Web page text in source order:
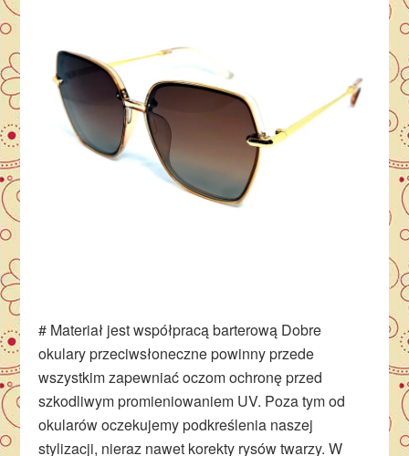
# Materiał jest współpracą barterową Dobre
okulary przeciwsłoneczne powinny przede
wszystkim zapewniać oczom ochronę przed
szkodliwym promieniowaniem UV. Poza tym od
okularów oczekujemy podkreślenia naszej
stylizacji, nieraz nawet korekty rysów twarzy. W